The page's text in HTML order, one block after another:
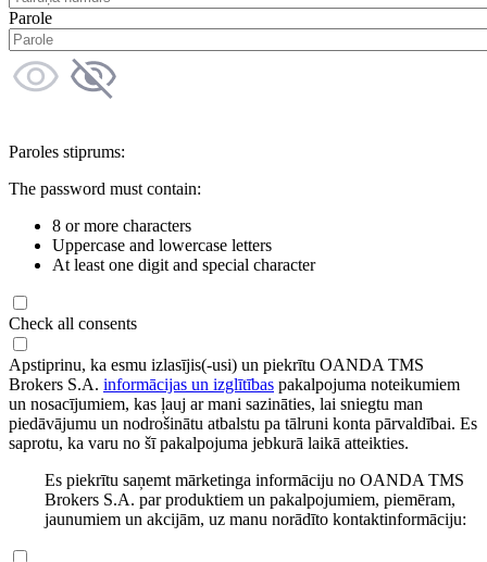
Parole
Paroles stiprums:
The password must contain:
8 or more characters
Uppercase and lowercase letters
At least one digit and special character
Check all consents
Apstiprinu, ka esmu izlasījis(-usi) un piekrītu OANDA TMS
Brokers S.A. informācijas un izglītības pakalpojuma noteikumiem
un nosacījumiem, kas ļauj ar mani sazināties, lai sniegtu man
piedāvājumu un nodrošinātu atbalstu pa tālruni konta pārvaldībai. Es
saprotu, ka varu no šī pakalpojuma jebkurā laikā atteikties.
Es piekrītu saņemt mārketinga informāciju no OANDA TMS
Brokers S.A. par produktiem un pakalpojumiem, piemēram,
jaunumiem un akcijām, uz manu norādīto kontaktinformāciju: